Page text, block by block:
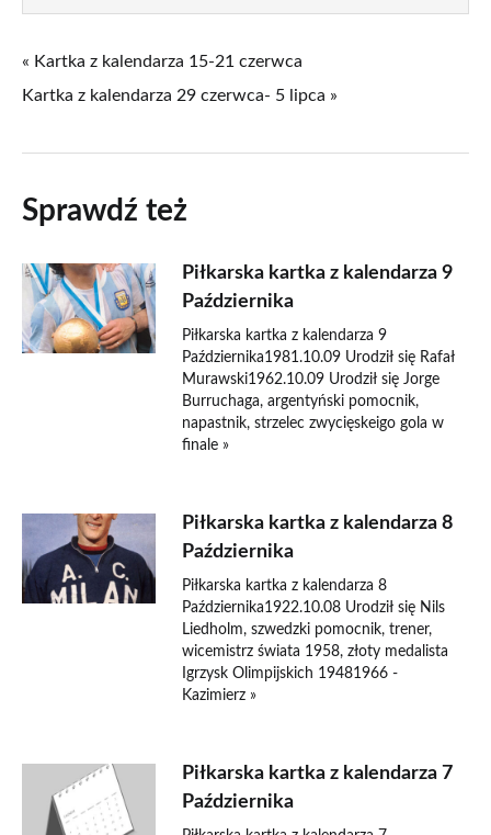
« Kartka z kalendarza 15-21 czerwca
Kartka z kalendarza 29 czerwca- 5 lipca »
Sprawdź też
Piłkarska kartka z kalendarza 9
Października
Piłkarska kartka z kalendarza 9
Października1981.10.09 Urodził się Rafał
Murawski1962.10.09 Urodził się Jorge
Burruchaga, argentyński pomocnik,
napastnik, strzelec zwycięskeigo gola w
finale »
Piłkarska kartka z kalendarza 8
Października
Piłkarska kartka z kalendarza 8
Października1922.10.08 Urodził się Nils
Liedholm, szwedzki pomocnik, trener,
wicemistrz świata 1958, złoty medalista
Igrzysk Olimpijskich 19481966 -
Kazimierz »
Piłkarska kartka z kalendarza 7
Października